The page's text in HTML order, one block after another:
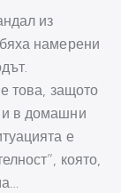
из
намерени
това, защото
и в домашни
е
която,